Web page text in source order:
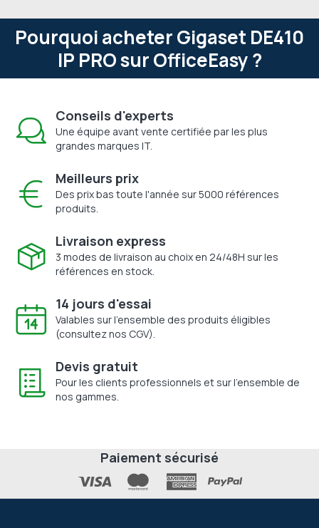
Pourquoi acheter Gigaset DE410
IP PRO sur OfficeEasy ?
Conseils d'experts
Une équipe avant vente certifiée par les plus
grandes marques IT.
Meilleurs prix
Des prix bas toute l'année sur 5000 références
produits.
Livraison express
3 modes de livraison au choix en 24/48H sur les
références en stock.
14 jours d'essai
Valables sur l'ensemble des produits éligibles
(consultez nos CGV).
Devis gratuit
Pour les clients professionnels et sur l'ensemble de
nos gammes.
Paiement sécurisé